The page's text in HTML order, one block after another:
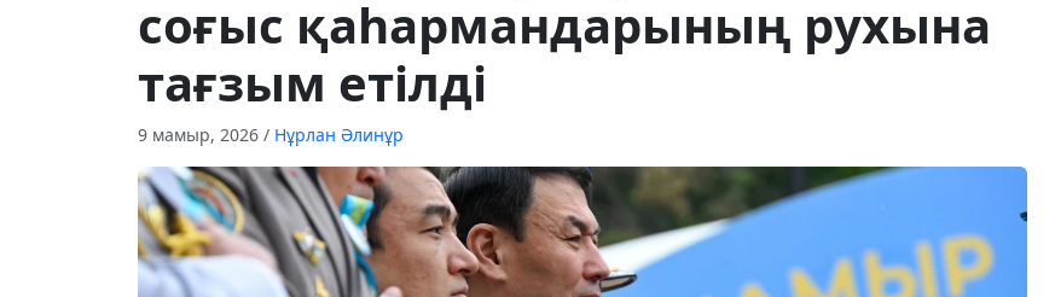
соғыс қаһармандарының рухына
тағзым етілді
9 мамыр, 2026 / Нұрлан Әлинұр